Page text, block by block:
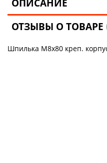
ОПИСАНИЕ
ОТЗЫВЫ О ТОВАРЕ
Шпилька М8х80 креп.